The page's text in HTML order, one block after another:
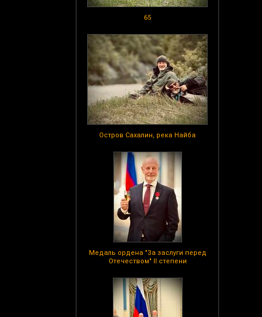
65
Остров Сахалин, река Найба
Медаль ордена "За заслуги перед
Отечеством" II степени